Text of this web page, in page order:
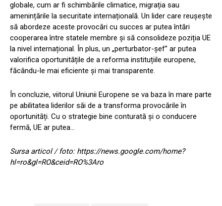
globale, cum ar fi schimbările climatice, migrația sau
amenințările la securitate internațională. Un lider care reușește
să abordeze aceste provocări cu succes ar putea întări
cooperarea între statele membre și să consolideze poziția UE
la nivel internațional. În plus, un „perturbator-șef” ar putea
valorifica oportunitățile de a reforma instituțiile europene,
făcându-le mai eficiente și mai transparente.
În concluzie, viitorul Uniunii Europene se va baza în mare parte
pe abilitatea liderilor săi de a transforma provocările în
oportunități. Cu o strategie bine conturată și o conducere
fermă, UE ar putea…
Sursa articol / foto: https://news.google.com/home?
hl=ro&gl=RO&ceid=RO%3Aro